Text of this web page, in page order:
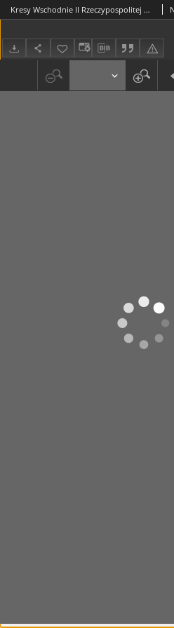
Kresy Wschodnie II Rzeczypospolitej Polskiej Małą Ojczyzną Wielu Narodów - ze zbiorów Wacława Nycza